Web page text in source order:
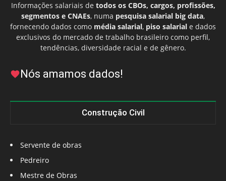
Informações salariais de todos os CBOs, cargos, profissões,
segmentos e CNAEs, numa pesquisa salarial big data,
fornecendo dados como média salarial, piso salarial e dados
exclusivos do mercado de trabalho brasileiro como perfil,
tendências, diversidade racial e de gênero.
Nós amamos dados!
Construção Civil
Servente de obras
Pedreiro
Mestre de Obras